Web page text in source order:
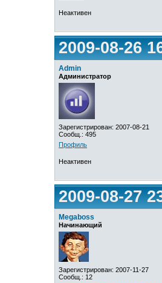
Неактивен
2009-08-26
Admin
Администратор
Зарегистрирован: 2007-08-21
Сообщ.: 495
Профиль
Неактивен
2009-08-27
Megaboss
Начинающий
Зарегистрирован: 2007-11-27
Сообщ.: 12